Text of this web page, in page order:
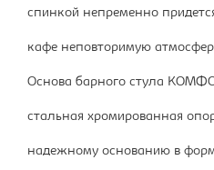
спинкой непременно
кафе неповторимую
Основа барного стула
стальная хромированная
надежному основанию в